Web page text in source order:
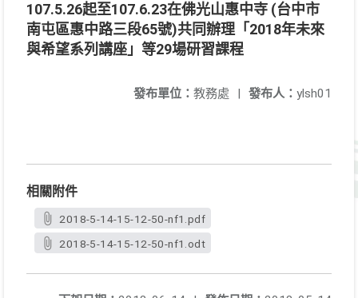
107.5.26起至107.6.23在佛光山惠中寺 (台中市
南屯區惠中路三段65號)共同辦理「2018年未來
與希望系列講座」等29場研習課程
發布人： ylsh01
發布單位： 教務處 |
相關附件
2018-5-14-15-12-50-nf1.pdf
2018-5-14-15-12-50-nf1.odt